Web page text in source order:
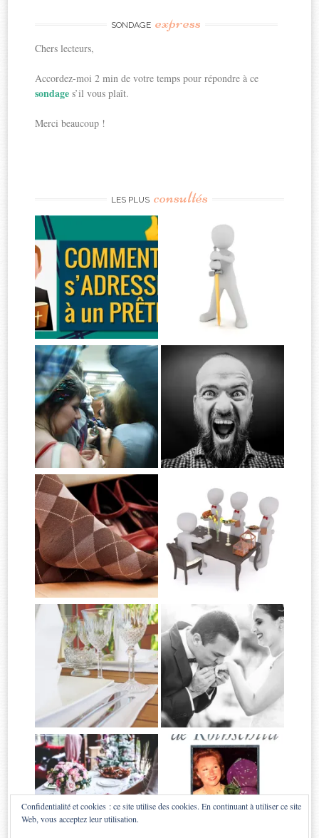
SONDAGE express
Chers lecteurs,
Accordez-moi 2 min de votre temps pour répondre à ce
sondages’il vous plaît.
Merci beaucoup !
LES PLUS consultés
Confidentialité et cookies : ce site utilise des cookies. En continuant à utiliser ce site
Web, vous acceptez leur utilisation.